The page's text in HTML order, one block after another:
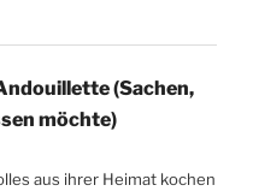
(Sachen,
möchte)
aus ihrer Heimat kochen